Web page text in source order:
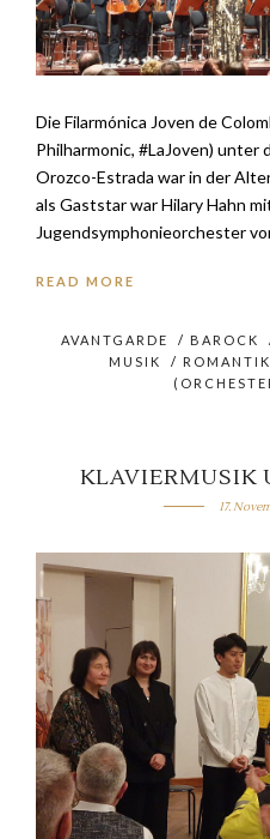
Die Filarmónica Joven de
Philharmonic, #LaJoven) unter
Orozco-Estrada war in der
als Gaststar war Hilary Hahn
Jugendsymphonieorchester
READ MORE
AVANTGARDE / BAROCK
MUSIK
/ ROMANTIK
KLAVIERMUSIK
17.